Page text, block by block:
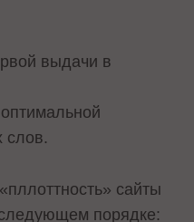
выдачи в
слов.
сайты
порядке: